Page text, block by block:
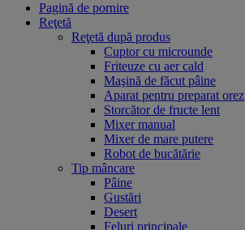
Pagină de pornire
Reţetă
Reţetă după produs
Cuptor cu microunde
Friteuze cu aer cald
Maşină de făcut pâine
Aparat pentru preparat orez
Storcător de fructe lent
Mixer manual
Mixer de mare putere
Robot de bucătărie
Tip mâncare
Pâine
Gustări
Desert
Feluri principale